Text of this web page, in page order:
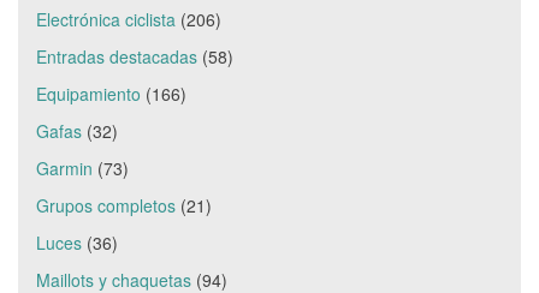
Electrónica ciclista (206)
Entradas destacadas (58)
Equipamiento (166)
Gafas (32)
Garmin (73)
Grupos completos (21)
Luces (36)
Maillots y chaquetas (94)